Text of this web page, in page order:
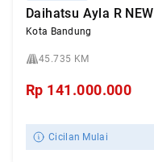
Daihatsu Ayla R
Kota Bandung
45.735 KM
Rp 141.000.000
Cicilan Mulai